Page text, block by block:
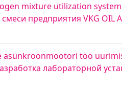
mixture utilization
предприятия VKG OIL
asünkroonmootori töö
лабораторной